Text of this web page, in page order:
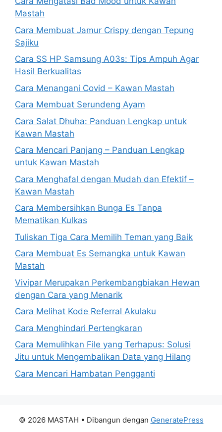
Mastah
Cara Membuat Jamur Crispy dengan Tepung
Sajiku
Cara SS HP Samsung A03s: Tips Ampuh Agar
Hasil Berkualitas
Cara Menangani Covid – Kawan Mastah
Cara Membuat Serundeng Ayam
Cara Salat Dhuha: Panduan Lengkap untuk
Kawan Mastah
Cara Mencari Panjang – Panduan Lengkap
untuk Kawan Mastah
Cara Menghafal dengan Mudah dan Efektif –
Kawan Mastah
Cara Membersihkan Bunga Es Tanpa
Mematikan Kulkas
Tuliskan Tiga Cara Memilih Teman yang Baik
Cara Membuat Es Semangka untuk Kawan
Mastah
Vivipar Merupakan Perkembangbiakan Hewan
dengan Cara yang Menarik
Cara Melihat Kode Referral Akulaku
Cara Menghindari Pertengkaran
Cara Memulihkan File yang Terhapus: Solusi
Jitu untuk Mengembalikan Data yang Hilang
Cara Mencari Hambatan Pengganti
© 2026 MASTAH • Dibangun dengan GeneratePress